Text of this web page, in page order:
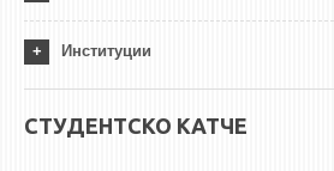
Институции
СТУДЕНТСКО КАТЧЕ